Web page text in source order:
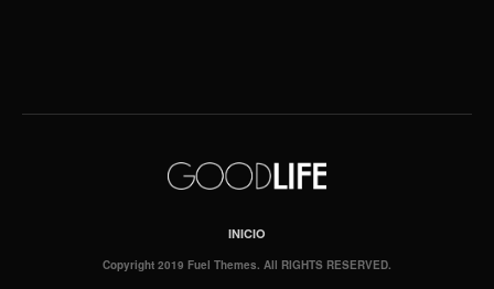
INICIO
Copyright 2019 Fuel Themes. All RIGHTS RESERVED.